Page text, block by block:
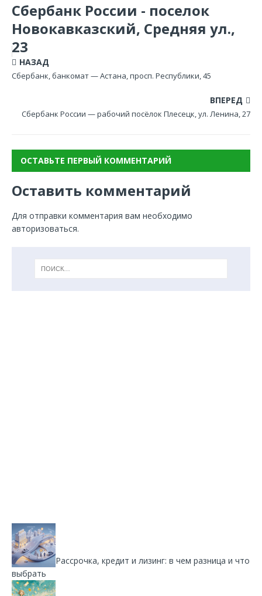
Сбербанк России - поселок
Новокавказский, Средняя ул.,
23
НАЗАД
Сбербанк, банкомат — Астана, просп. Республики, 45
ВПЕРЕД
Сбербанк России — рабочий посёлок Плесецк, ул. Ленина, 27
ОСТАВЬТЕ ПЕРВЫЙ КОММЕНТАРИЙ
Оставить комментарий
Для отправки комментария вам необходимо
авторизоваться.
Рассрочка, кредит и лизинг: в чем разница и что
выбрать